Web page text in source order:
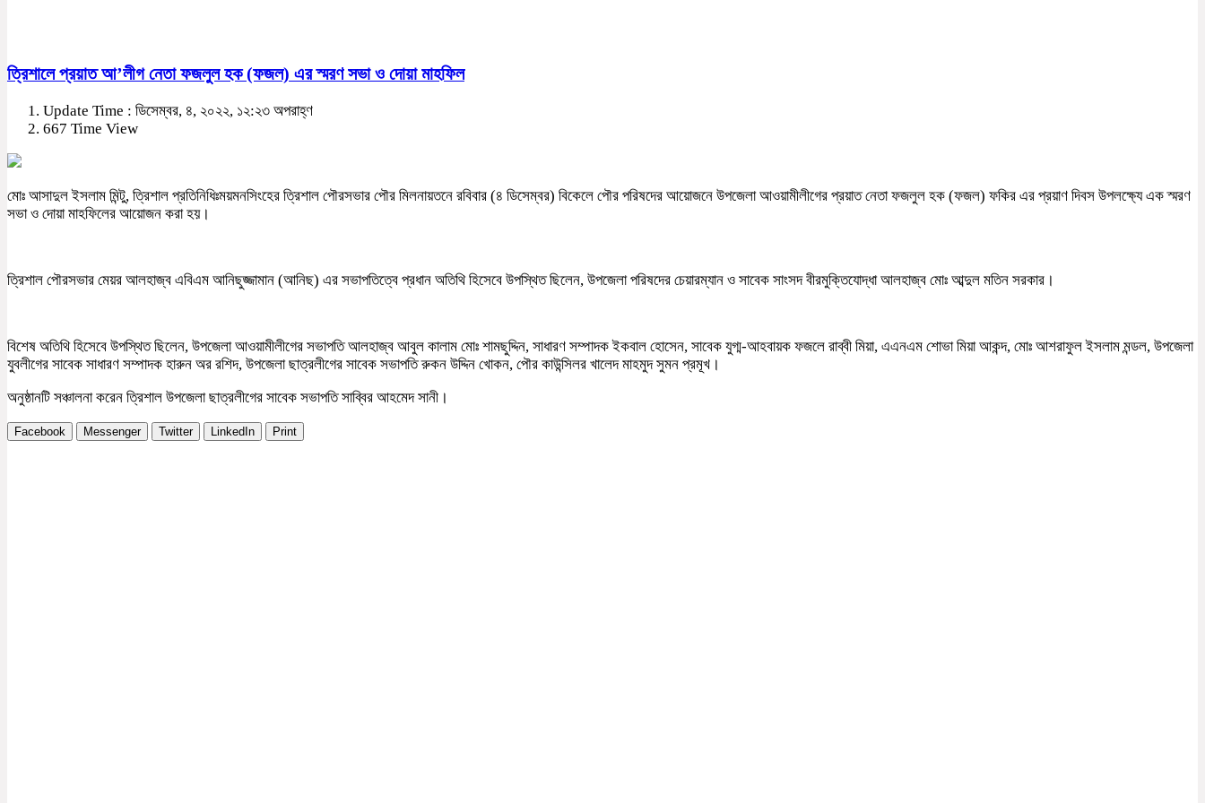
ত্রিশালে প্রয়াত আ’লীগ নেতা ফজলুল হক (ফজল) এর স্মরণ সভা ও দোয়া মাহফিল
Update Time : ডিসেম্বর, ৪, ২০২২, ১২:২৩ অপরাহ্ণ
667 Time View
মোঃ আসাদুল ইসলাম মিন্টু, ত্রিশাল প্রতিনিধিঃময়মনসিংহের ত্রিশাল পৌরসভার পৌর মিলনায়তনে রবিবার (৪ ডিসেম্বর) বিকেলে পৌর পরিষদের আয়োজনে উপজেলা আওয়ামীলীগের প্রয়াত নেতা ফজলুল হক (ফজল) ফকির এর প্রয়াণ দিবস উপলক্ষ্যে এক স্মরণ
সভা ও দোয়া মাহফিলের আয়োজন করা হয়।
ত্রিশাল পৌরসভার মেয়র আলহাজ্ব এবিএম আনিছুজ্জামান (আনিছ) এর সভাপতিত্বে প্রধান অতিথি হিসেবে উপস্থিত ছিলেন, উপজেলা পরিষদের চেয়ারম্যান ও সাবেক সাংসদ বীরমুক্তিযোদ্ধা আলহাজ্ব মোঃ আব্দুল মতিন সরকার।
বিশেষ অতিথি হিসেবে উপস্থিত ছিলেন, উপজেলা আওয়ামীলীগের সভাপতি আলহাজ্ব আবুল কালাম মোঃ শামছুদ্দিন, সাধারণ সম্পাদক ইকবাল হোসেন, সাবেক যুগ্ম-আহবায়ক ফজলে রাব্বী মিয়া, এএনএম শোভা মিয়া আকন্দ, মোঃ আশরাফুল ইসলাম মন্ডল, উপজেলা
যুবলীগের সাবেক সাধারণ সম্পাদক হারুন অর রশিদ, উপজেলা ছাত্রলীগের সাবেক সভাপতি রুকন উদ্দিন খোকন, পৌর কাউন্সিলর খালেদ মাহমুদ সুমন প্রমূখ।
অনুষ্ঠানটি সঞ্চালনা করেন ত্রিশাল উপজেলা ছাত্রলীগের সাবেক সভাপতি সাব্বির আহমেদ সানী।
Facebook Messenger Twitter LinkedIn Print